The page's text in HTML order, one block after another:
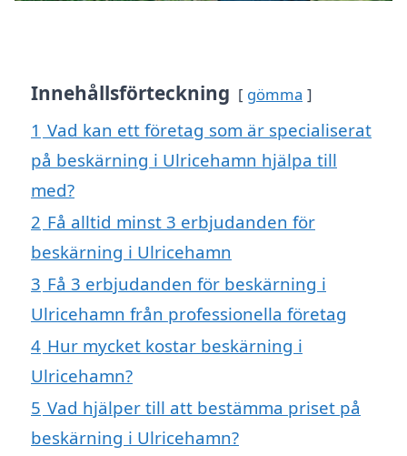
Innehållsförteckning gömma
1 Vad kan ett företag som är specialiserat
på beskärning i Ulricehamn hjälpa till
med?
2 Få alltid minst 3 erbjudanden för
beskärning i Ulricehamn
3 Få 3 erbjudanden för beskärning i
Ulricehamn från professionella företag
4 Hur mycket kostar beskärning i
Ulricehamn?
5 Vad hjälper till att bestämma priset på
beskärning i Ulricehamn?